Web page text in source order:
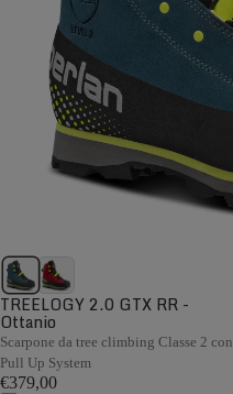
TREELOGY 2.0 GTX RR -
Ottanio
Scarpone da tree climbing Classe 2 con
Pull Up System
€379,00